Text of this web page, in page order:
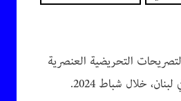
التحريضية العنصرية
خلال شباط 2024.